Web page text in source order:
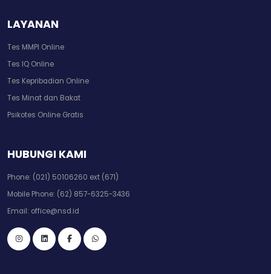
LAYANAN
Tes MMPI Online
Tes IQ Online
Tes Kepribadian Online
Tes Minat dan Bakat
Psikotes Online Gratis
HUBUNGI KAMI
Phone: (021) 50106260 ext (671)
Mobile Phone: (62) 857-6325-3436
Email: office@nsd.id